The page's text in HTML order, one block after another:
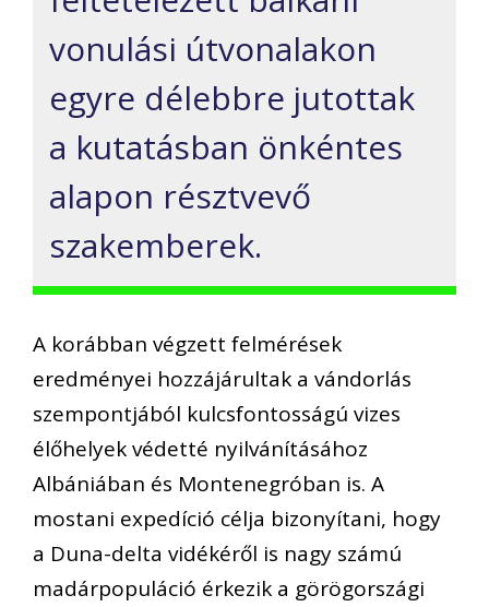
vonulási útvonalakon
egyre délebbre jutottak
a kutatásban önkéntes
alapon résztvevő
szakemberek.
A korábban végzett felmérések
eredményei hozzájárultak a vándorlás
szempontjából kulcsfontosságú vizes
élőhelyek védetté nyilvánításához
Albániában és Montenegróban is. A
mostani expedíció célja bizonyítani, hogy
a Duna-delta vidékéről is nagy számú
madárpopuláció érkezik a görögországi